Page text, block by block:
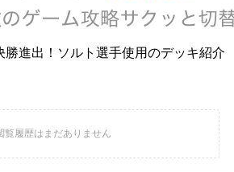
勝進出！ソルト選手使用のデッキ紹介